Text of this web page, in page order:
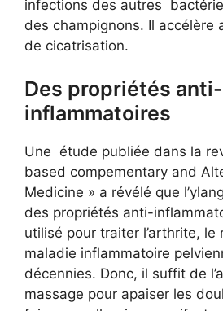
infections des autres
des champignons. Il accélère
de cicatrisation.
Des propriétés anti-
inflammatoires
Une étude publiée dans la
based compementary and
Medicine » a révélé que
des propriétés anti-
utilisé pour traiter l’arthrite, le
maladie inflammatoire
décennies. Donc, il suffit de
massage pour apaiser les